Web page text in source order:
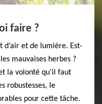
faire ?
d’air et de lumière. Est-
mauvaises herbes ?
la volonté qu'il faut
robustesses, le
pour cette tâche.